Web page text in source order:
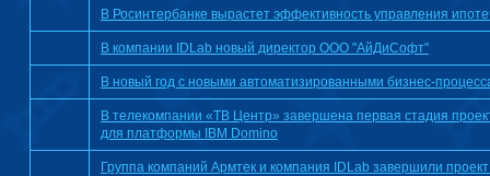
В Росинтербанке вырастет эффективность управления
В компании IDLab новый директор ООО "АйДиСофт"
В новый год с новыми автоматизированными бизнес-
В телекомпании «ТВ Центр» завершена первая стадия
для платформы IBM Domino
Группа компаний Армтек и компания IDLab завершили